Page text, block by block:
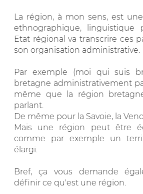
La région, à mon sens, est
ethnographique, linguistique
Etat régional va transcrire ces
son organisation administrative.
Par exemple (moi qui suis
bretagne administrativement
même que la région
parlant.
De même pour la Savoie, la
Mais une région peut être
comme par exemple un
élargi.
Bref, ça vous demande
définir ce qu'est une région.